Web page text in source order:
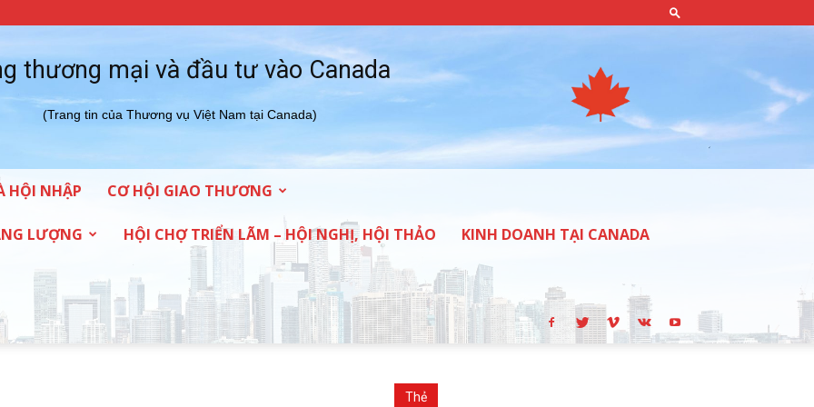
thương mại và đầu tư vào Canada
(Trang tin của Thương vụ Việt Nam tại Canada)
HỘI NHẬP CƠ HỘI GIAO THƯƠNG
LƯỢNG HỘI CHỢ TRIỂN LÃM – HỘI NGHỊ, HỘI THẢO KINH DOANH TẠI CANADA
Thẻ